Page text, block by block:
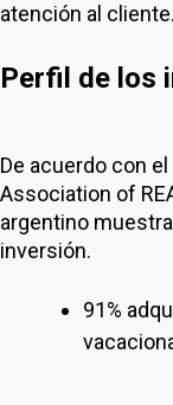
atención al cliente.
Perfil de los
De acuerdo con
Association of
argentino
inversión.
91%